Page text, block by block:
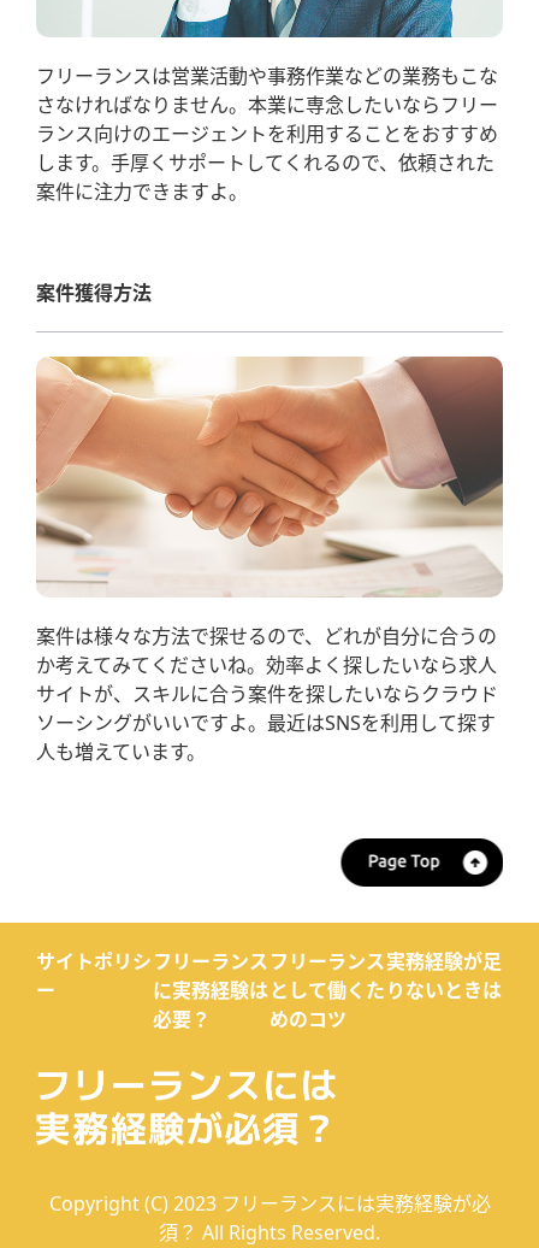
フリーランスは営業活動や事務作業などの業務もこな
さなければなりません。本業に専念したいならフリー
ランス向けのエージェントを利用することをおすすめ
します。手厚くサポートしてくれるので、依頼された
案件に注力できますよ。
案件獲得方法
案件は様々な方法で探せるので、どれが自分に合うの
か考えてみてくださいね。効率よく探したいなら求人
サイトが、スキルに合う案件を探したいならクラウド
ソーシングがいいですよ。最近はSNSを利用して探す
人も増えています。
サイトポリシ
ー
フリーランス
に実務経験は
必要？
フリーランス
として働くた
めのコツ
実務経験が足
りないときは
Copyright (C) 2023 フリーランスには実務経験が必
須？ All Rights Reserved.